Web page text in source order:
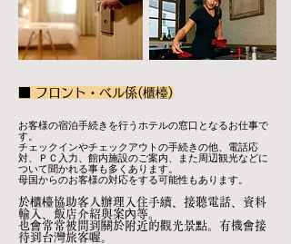
■ フロント・ベル係(櫃檯)
お客様の宿泊手続きを行うホテルの窓口となるお仕事で
す。
チェックインやチェックアウトの手続きの他、電話応
対、ＰＣ入力、館内施設のご案内、また周辺観光などに
ついて聞かれる事も多くあります。
母国からのお客様の対応をする可能性もあります。
於櫃檯協助客人辦理入住手續、接聽電話、資料
輸入、飯店介紹與案內等。
也會常常被問到關於附近的觀光景點。有機會接
待到台灣旅客喔。